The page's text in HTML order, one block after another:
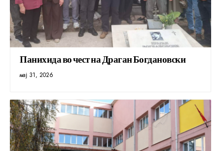
Панихида во чест на Драган Богдановски
мај 31, 2026